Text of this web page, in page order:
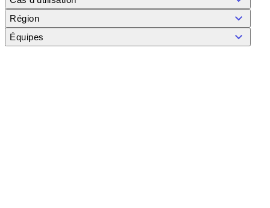
Région
Équipes